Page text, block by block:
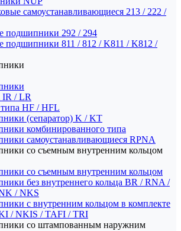
самоустанавливающиеся 213 / 222 /
подшипники 292 / 294
подшипники 811 / 812 / K811 / K812 /
IR / LR
HF / HFL
(сепаратор) K / KT
комбинированного типа
самоустанавливающиеся RPNA
со съемным внутренним кольцом
со съемным внутренним кольцом
без внутреннего кольца BR / RNA /
/ NKS
с внутренним кольцом в комплекте
/ NKIS / TAFI / TRI
со штампованным наружним